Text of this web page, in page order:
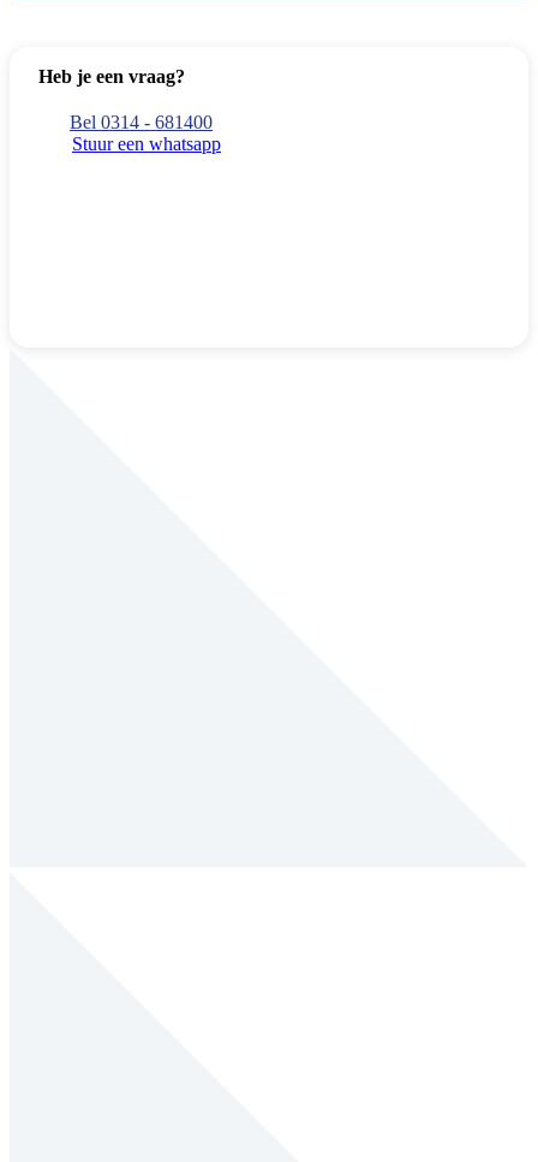
Heb je een vraag?
Bel 0314 - 681400
Stuur een whatsapp